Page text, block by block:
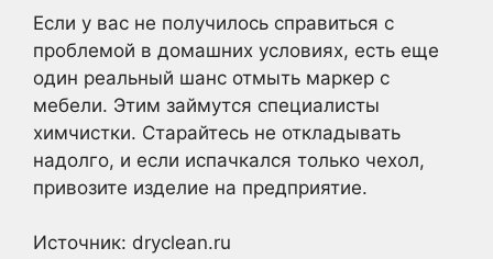
Если у вас не получилось справиться с
проблемой в домашних условиях, есть еще
один реальный шанс отмыть маркер с
мебели. Этим займутся специалисты
химчистки. Старайтесь не откладывать
надолго, и если испачкался только чехол,
привозите изделие на предприятие.
Источник: dryclean.ru